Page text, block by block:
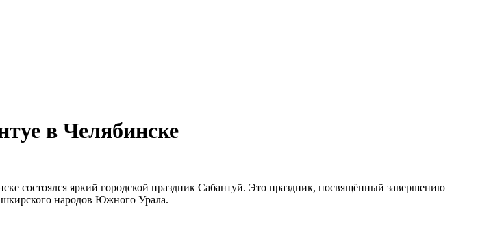
в Челябинске
состоялся яркий городской праздник Сабантуй. Это праздник, посвящённый завершению
народов Южного Урала.